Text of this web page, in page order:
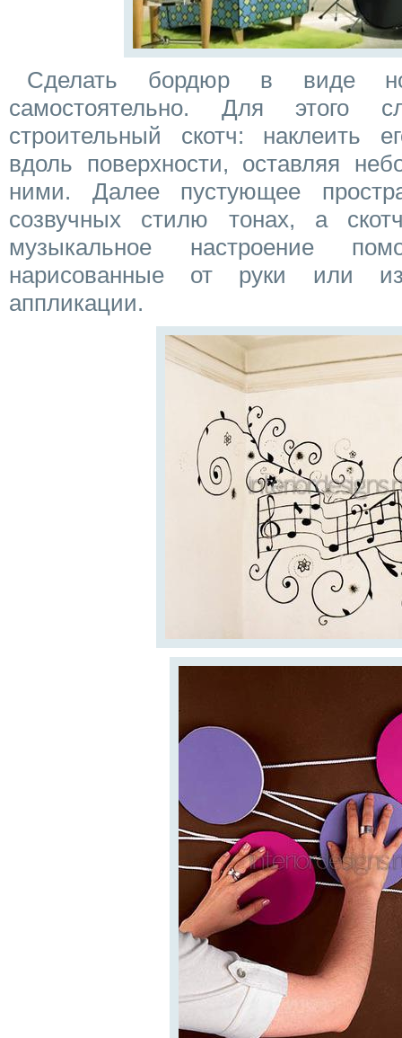
Сделать бордюр в виде
самостоятельно. Для этого
строительный скотч: наклеить
вдоль поверхности, оставляя
ними. Далее пустующее
созвучных стилю тонах, а
музыкальное настроение
нарисованные от руки или
аппликации.